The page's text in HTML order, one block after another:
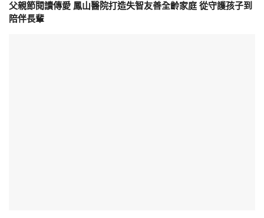
父親節閱讀傳愛 鳳山醫院打造失智友善全齡家庭 從守護孩子到
陪伴長輩